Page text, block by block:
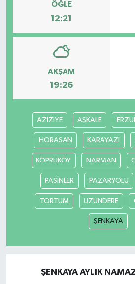
ÖĞLE
12:21
AKŞAM
19:26
AZİZİYE AŞKALE
HORASAN KARAYAZI
KÖPRÜKÖY NARMAN
PASİNLER PAZARYOLU
TORTUM UZUNDERE
ŞENKAYA
ŞENKAYA AYLIK